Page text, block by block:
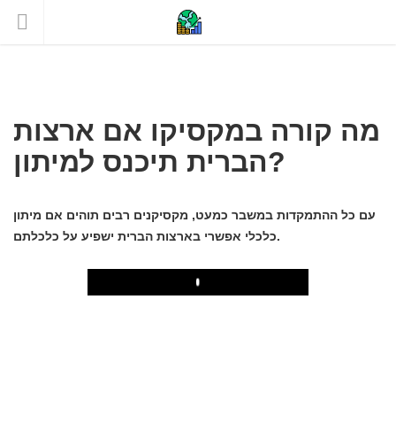
מה קורה במקסיקו אם ארצות
הברית תיכנס למיתון?
עם כל ההתמקדות במשבר כמעט, מקסיקנים רבים תוהים אם מיתון
כלכלי אפשרי בארצות הברית ישפיע על כלכלתם.
Play